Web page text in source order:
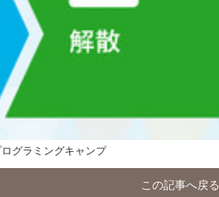
グラミングキャンプ
この記事へ戻る